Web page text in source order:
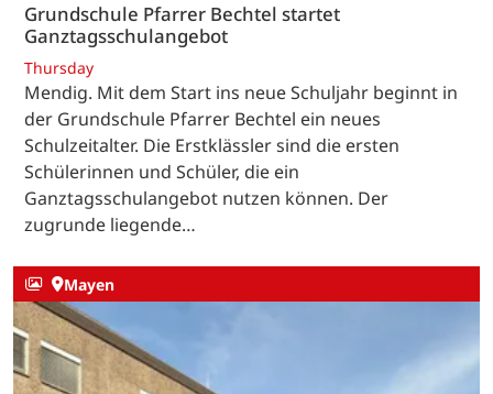
Grundschule Pfarrer Bechtel startet
Ganztagsschulangebot
Thursday
Mendig. Mit dem Start ins neue Schuljahr beginnt in
der Grundschule Pfarrer Bechtel ein neues
Schulzeitalter. Die Erstklässler sind die ersten
Schülerinnen und Schüler, die ein
Ganztagsschulangebot nutzen können. Der
zugrunde liegende…
Mayen